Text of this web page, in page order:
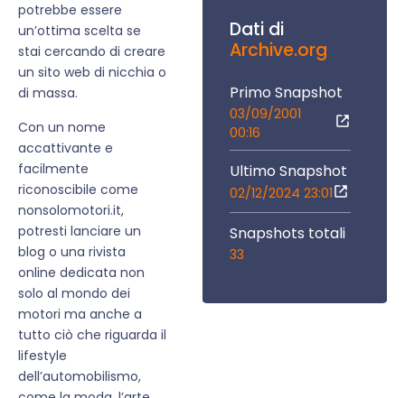
potrebbe essere
un’ottima scelta se
stai cercando di creare
un sito web di nicchia o
di massa.
Con un nome
accattivante e
facilmente
riconoscibile come
nonsolomotori.it,
potresti lanciare un
blog o una rivista
online dedicata non
solo al mondo dei
motori ma anche a
tutto ciò che riguarda il
lifestyle
dell’automobilismo,
Dati di
Archive.org
Primo Snapshot
03/09/2001
00:16
Ultimo Snapshot
02/12/2024 23:01
Snapshots totali
33